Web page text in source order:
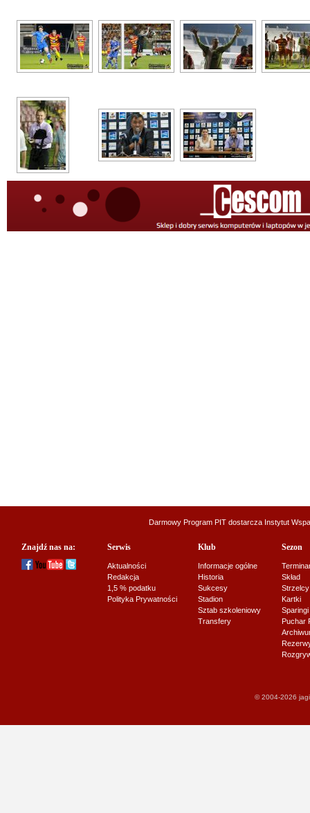
Darmowy Program PIT dostarcza Instytut
Znajdź nas na: Serwis
Aktualności
Redakcja
1,5 % podatku
Polityka Prywatności
Klub
Informacje ogólne
Historia
Sukcesy
Stadion
Sztab szkoleniowy
Transfery
Sezon
Skład
Strzelcy
Kartki
Sparingi
Puchar
© 2004-2026